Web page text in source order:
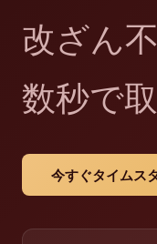
改ざん
数秒で
今すぐタイムス